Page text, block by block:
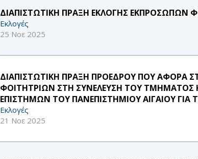
ΔΙΑΠΙΣΤΩΤΙΚΗ ΠΡΑΞΗ ΕΚΛΟΓΗΣ ΕΚΠΡΟΣΩΠΩΝ
Εκλογές
25 Νοε 2025
ΔΙΑΠΙΣΤΩΤΙΚΗ ΠΡΑΞΗ ΠΡΟΕΔΡΟΥ ΠΟΥ
ΦΟΙΤΗΤΡΙΩΝ ΣΤΗ ΣΥΝΕΛΕΥΣΗ ΤΟΥ ΤΜΗΜΑΤΟΣ
ΕΠΙΣΤΗΜΩΝ ΤΟΥ ΠΑΝΕΠΙΣΤΗΜΙΟΥ ΑΙΓΑΙΟΥ ΓΙΑ
Εκλογές
21 Νοε 2025